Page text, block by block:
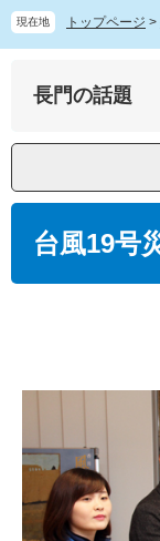
文
へ
現在地 トップページ >
長門の話題
台風19号